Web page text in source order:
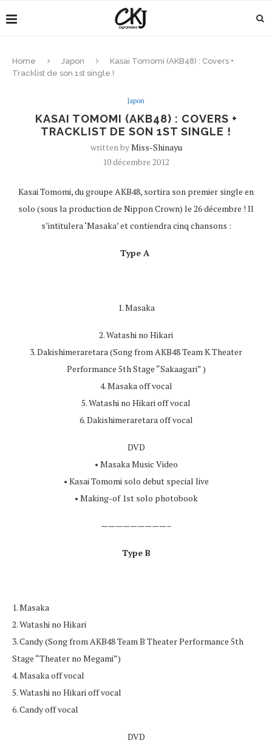
Home Japon
Kasai Tomomi (AKB48) : Covers +
Tracklist de son 1st single !
Japon
KASAI TOMOMI (AKB48) : COVERS +
TRACKLIST DE SON 1ST SINGLE !
written byMiss-Shinayu
10 décembre 2012
Kasai Tomomi, du groupe AKB48, sortira son premier single en
solo (sous la production de Nippon Crown) le 26 décembre ! Il
s’intitulera ‘Masaka’ et contiendra cinq chansons :
Type A
1. Masaka
2. Watashi no Hikari
3. Dakishimeraretara (Song from AKB48 Team K Theater
Performance 5th Stage “Sakaagari” )
4. Masaka off vocal
5. Watashi no Hikari off vocal
6. Dakishimeraretara off vocal
DVD
• Masaka Music Video
• Kasai Tomomi solo debut special live
• Making-of 1st solo photobook
—————————–
Type B
1. Masaka
2. Watashi no Hikari
3. Candy (Song from AKB48 Team B Theater Performance 5th
Stage “Theater no Megami”)
4. Masaka off vocal
5. Watashi no Hikari off vocal
6. Candy off vocal
DVD